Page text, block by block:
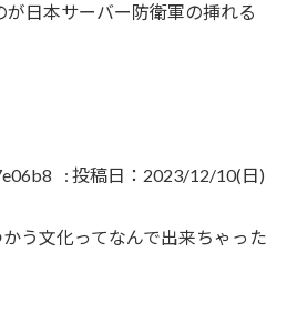
日本サーバー防衛軍の挿れる
: 投稿日：2023/12/10(日)
う文化ってなんで出来ちゃった